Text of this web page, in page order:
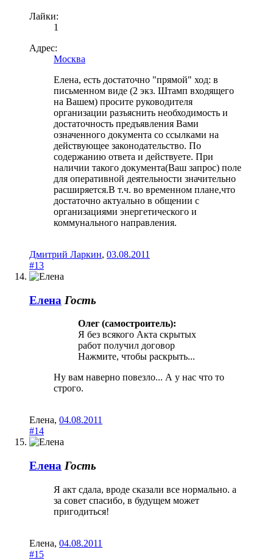
Лайки:
1
Адрес:
Москва
Елена, есть достаточно "прямой" ход: в
письменном виде (2 экз. Штамп входящего
на Вашем) просите руководителя
организации разъяснить необходимость и
достаточность предъявления Вами
означенного документа со ссылками на
действующее законодательство. По
содержанию ответа и действуете. При
наличии такого документа(Ваш запрос) поле
для оперативной деятельности значительно
расширяется.В т.ч. во временном плане,что
достаточно актуально в общении с
организациями энергетического и
коммунального направления.
Дмитрий Ларкин, 03.08.2011
#13
Елена Гость
Олег (самостроитель):
Я без всякого Акта скрытых
работ получил договор
Нажмите, чтобы раскрыть...
Ну вам наверно повезло... А у нас что то
строго.
Елена, 04.08.2011
#14
Елена Гость
Я акт сдала, вроде сказали все нормально. а
за совет спасибо, в будущем может
пригодиться!
Елена, 04.08.2011
#15